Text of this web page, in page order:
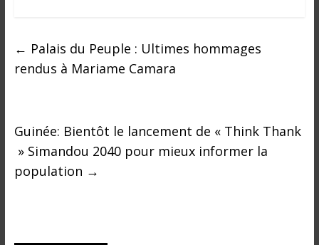
← Palais du Peuple : Ultimes hommages
rendus à Mariame Camara
Guinée: Bientôt le lancement de « Think Thank
» Simandou 2040 pour mieux informer la
population →